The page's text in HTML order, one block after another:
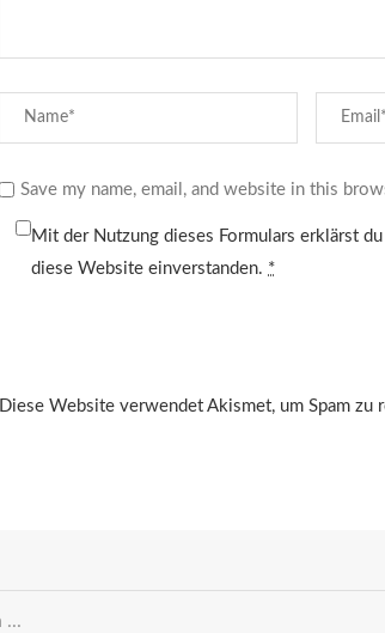
Save my name, email, and website in this
Mit der Nutzung dieses Formulars erklärst
diese Website einverstanden. *
Diese Website verwendet Akismet, um Spam zu